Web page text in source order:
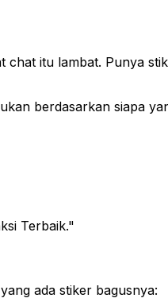
itu lambat. Punya
berdasarkan siapa
Terbaik."
ada stiker bagusnya: